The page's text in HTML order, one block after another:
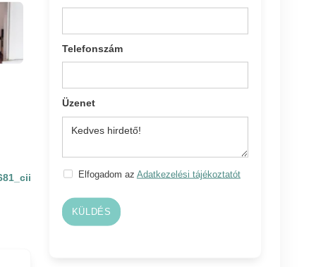
Telefonszám
Üzenet
Elfogadom az Adatkezelési tájékoztatót
KÜLDÉS